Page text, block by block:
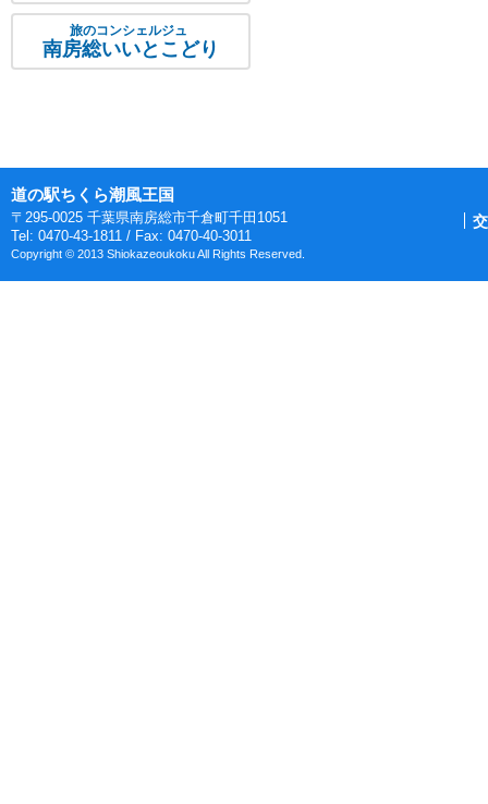
旅のコンシェルジュ
南房総いいとこどり
〒295-0025 千葉県南房総市千倉町千田1051
Tel: 0470-43-1811 / Fax: 0470-40-3011
Copyright © 2013 Shiokazeoukoku All Rights Reserved.